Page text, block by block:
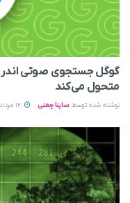
متحول می‌کند
نوشته شده توسط ساینا چمنی